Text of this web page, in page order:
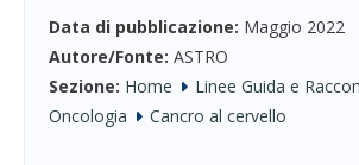
Data di pubblicazione: Maggio 2022
Autore/Fonte: ASTRO
Sezione: Home
Linee Guida e
Oncologia
Cancro al cervello